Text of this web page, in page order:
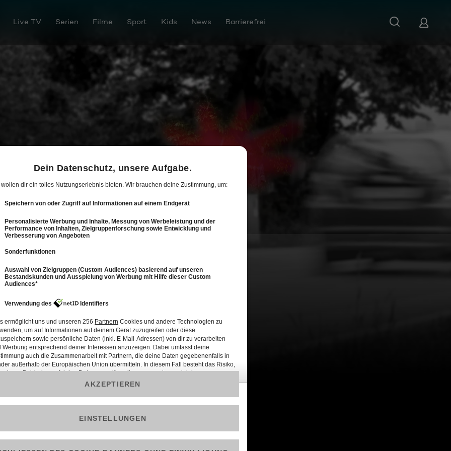
Live TV Serien Filme Sport Kids News Barrierefrei
12
Schwörwochenende in Ulm
61 Min. Folge vom 28.07.2023